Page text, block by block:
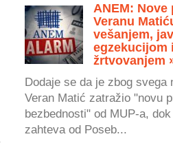
ANEM: Nove
Veranu
vešanjem,
egzekucijom i
žrtvovanjem
Dodaje se da je zbog svega
Veran Matić zatražio "novu
bezbednosti" od MUP-a, dok
zahteva od Poseb...